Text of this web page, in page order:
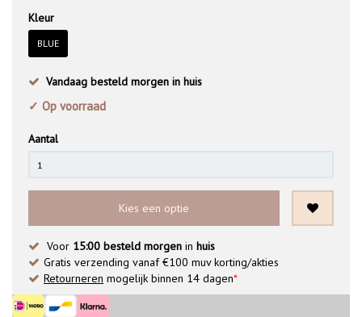
Kleur
BLUE
Vandaag besteld morgen in huis
✓ Op voorraad
Aantal
Kies een optie
Voor 15:00 besteld morgen in huis
Gratis verzending vanaf €100 muv korting/akties
Retourneren mogelijk binnen 14 dagen*